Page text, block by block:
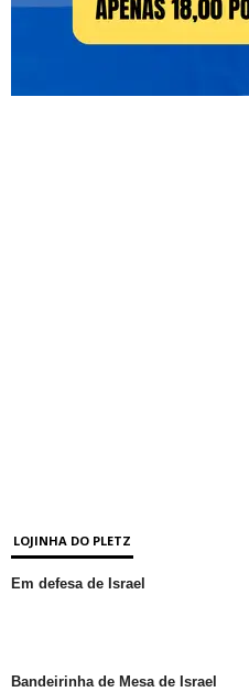
LOJINHA DO PLETZ
Em defesa de Israel
Bandeirinha de Mesa de Israel